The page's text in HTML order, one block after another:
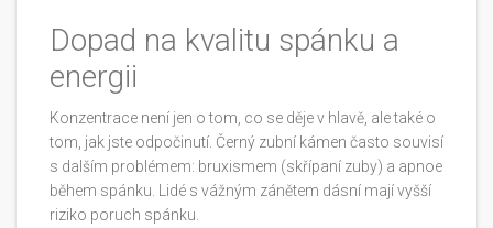
Dopad na kvalitu spánku a
energii
Konzentrace není jen o tom, co se děje v hlavě, ale také o
tom, jak jste odpočinutí. Černý zubní kámen často souvisí
s dalším problémem: bruxismem (skřípaní zuby) a apnoe
během spánku. Lidé s vážným zánětem dásní mají vyšší
riziko poruch spánku.